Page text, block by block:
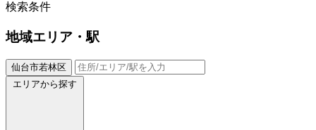
検索条件
地域エリア・駅
仙台市若林区
エリアから探す